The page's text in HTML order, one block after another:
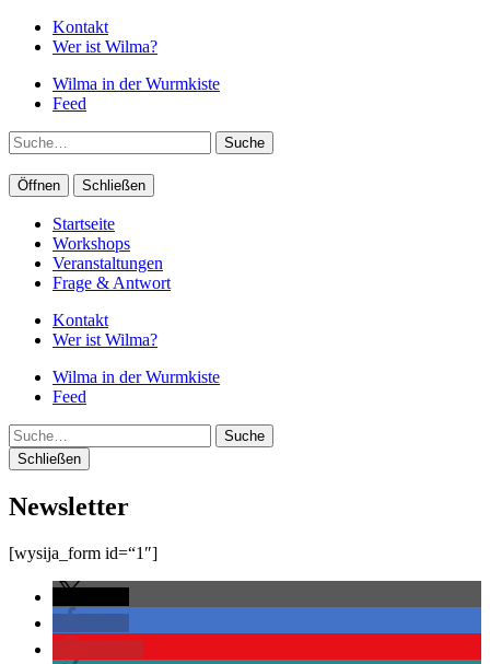
Kontakt
Wer ist Wilma?
Wilma in der Wurmkiste
Feed
Suche
Öffnen Schließen
Startseite
Workshops
Veranstaltungen
Frage & Antwort
Kontakt
Wer ist Wilma?
Wilma in der Wurmkiste
Feed
Suche
Schließen
Newsletter
[wysija_form id=“1″]